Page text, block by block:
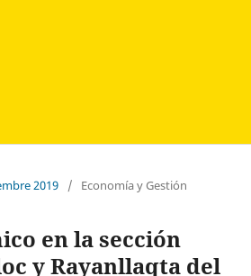
2019 / Economía y Gestión
en la sección
y Rayanllaqta del